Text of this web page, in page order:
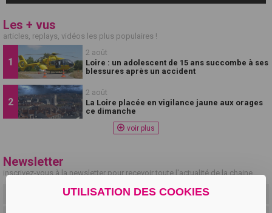
UTILISATION DES COOKIES
Les + vus
articles, replays, vidéos les plus populaires !
2 août
Loire : un adolescent de 15 ans succombe à ses
blessures après un accident
2 août
La Loire placée en vigilance jaune aux orages
ce dimanche
voir plus
Newsletter
inscrivez-vous à la newsletter pour recevoir toute l'actualité de la chaine